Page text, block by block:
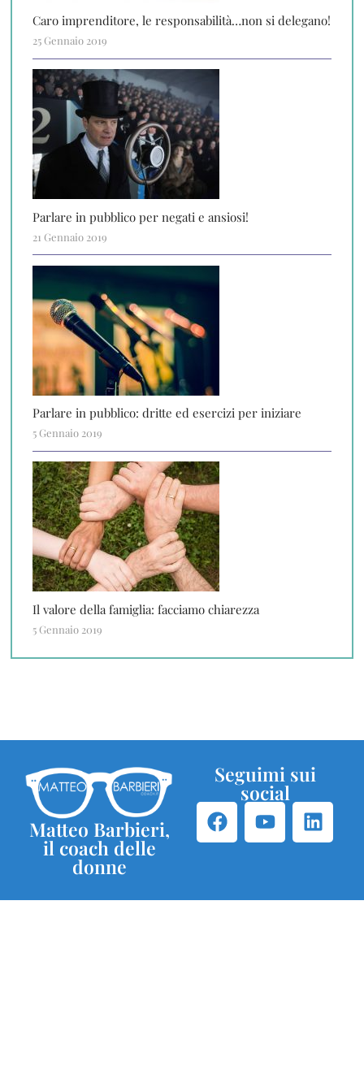
Caro imprenditore, le responsabilità…non si delegano!
25 Gennaio 2019
Parlare in pubblico per negati e ansiosi!
21 Gennaio 2019
Parlare in pubblico: dritte ed esercizi per iniziare
5 Gennaio 2019
Il valore della famiglia: facciamo chiarezza
5 Gennaio 2019
Matteo Barbieri,
il coach delle
donne
Seguimi sui
social